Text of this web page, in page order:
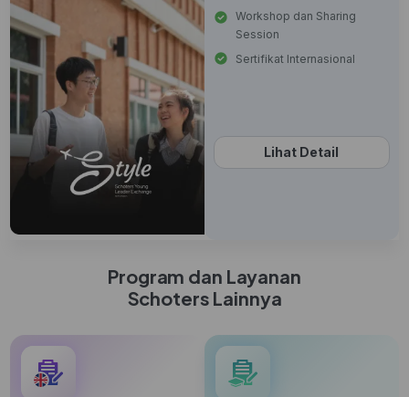
Workshop dan Sharing
Session
Sertifikat Internasional
Lihat Detail
Program dan Layanan
Schoters Lainnya